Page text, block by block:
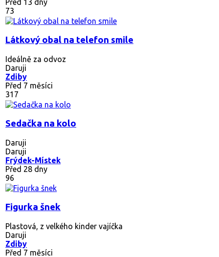
Před 13 dny
73
Látkový obal na telefon smile
Ideálně za odvoz
Daruji
Zdiby
Před 7 měsíci
317
Sedačka na kolo
Daruji
Daruji
Frýdek-Místek
Před 28 dny
96
Figurka šnek
Plastová, z velkého kinder vajíčka
Daruji
Zdiby
Před 7 měsíci